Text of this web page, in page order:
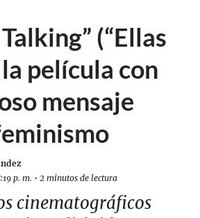
(“Ellas
película con
mensaje
p. m. • 2 minutos de lectura
cinematográficos